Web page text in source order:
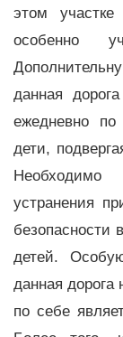
этом
особенно
данная
ежедневно по
дети,
устранения
безопасности
детей.
данная дорога
по себе